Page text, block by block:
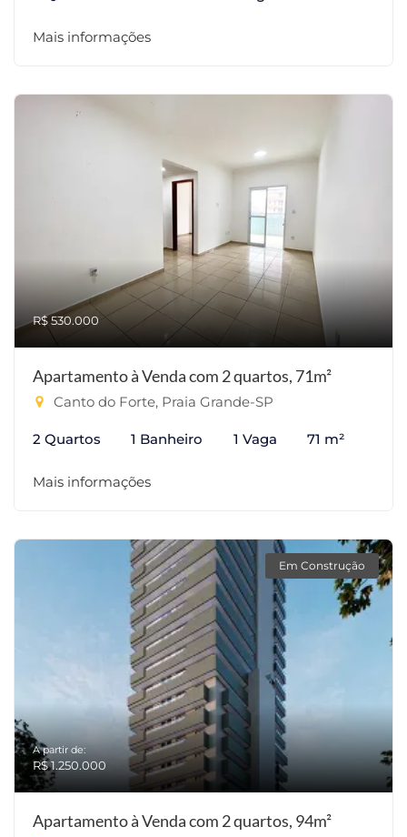
Mais informações
R$ 530.000
Apartamento à Venda com 2 quartos, 71m²
Canto do Forte, Praia Grande-SP
2 Quartos 1 Banheiro 1 Vaga 71 m²
Mais informações
Em Construção
A partir de:
R$ 1.250.000
Apartamento à Venda com 2 quartos, 94m²